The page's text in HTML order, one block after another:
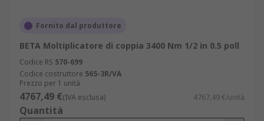
Fornito dal produttore
BETA Moltiplicatore di coppia 3400 Nm 1/2 in 0.5 poll
Codice RS 570-699
Codice costruttore 565-3R/VA
Prezzo per 1 unità
4767,49 €(IVA esclusa) 4767,49 €/unità
Quantità